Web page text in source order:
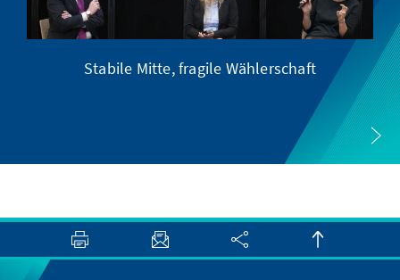
Stabile Mitte, fragile Wählerschaft